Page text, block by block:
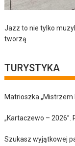
Jazz to nie tylko
tworzą
TURYSTYKA
Matrioszka „Mistrzem
„Kartaczewo – 2026”.
Szukasz wyjątkowej